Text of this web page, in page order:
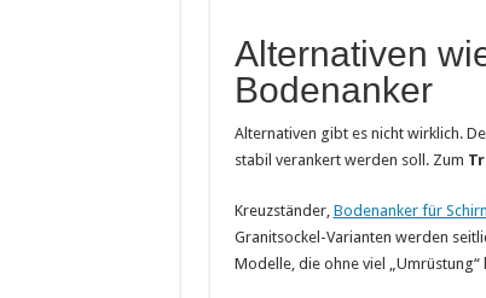
Alternativen
Bodenanker
Alternativen gibt es nicht wirklich.
stabil verankert werden soll. Zum
Kreuzständer, Bodenanker für
Granitsockel-Varianten werden
Modelle, die ohne viel